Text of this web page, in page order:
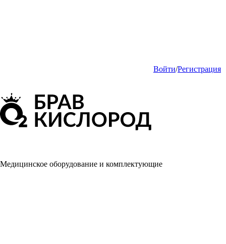
Войти/Регистрация
Медицинское оборудование и комплектующие